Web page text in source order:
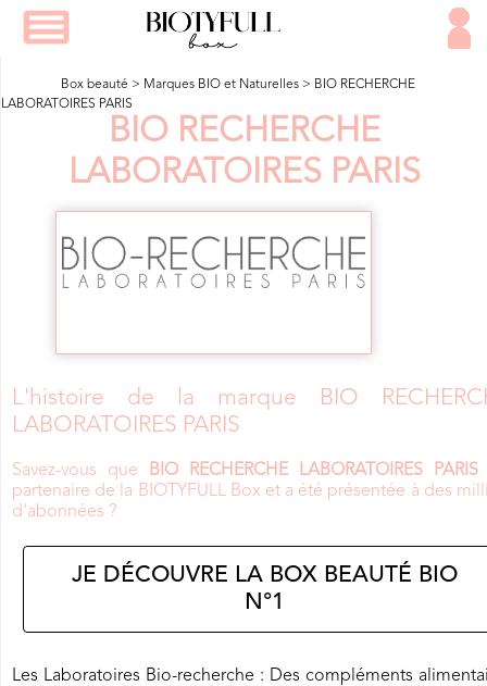
Box beauté > Marques BIO et Naturelles > BIO RECHERCHE
LABORATOIRES PARIS
BIO RECHERCHE
LABORATOIRES PARIS
L'histoire de la marque BIO
LABORATOIRES PARIS
Savez-vous que BIO RECHERCHE LABORATOIRES PARIS
partenaire de la BIOTYFULL Box et a été présentée à des
d'abonnées ?
JE DÉCOUVRE LA BOX BEAUTÉ BIO
N°1
Les Laboratoires Bio-recherche : Des compléments